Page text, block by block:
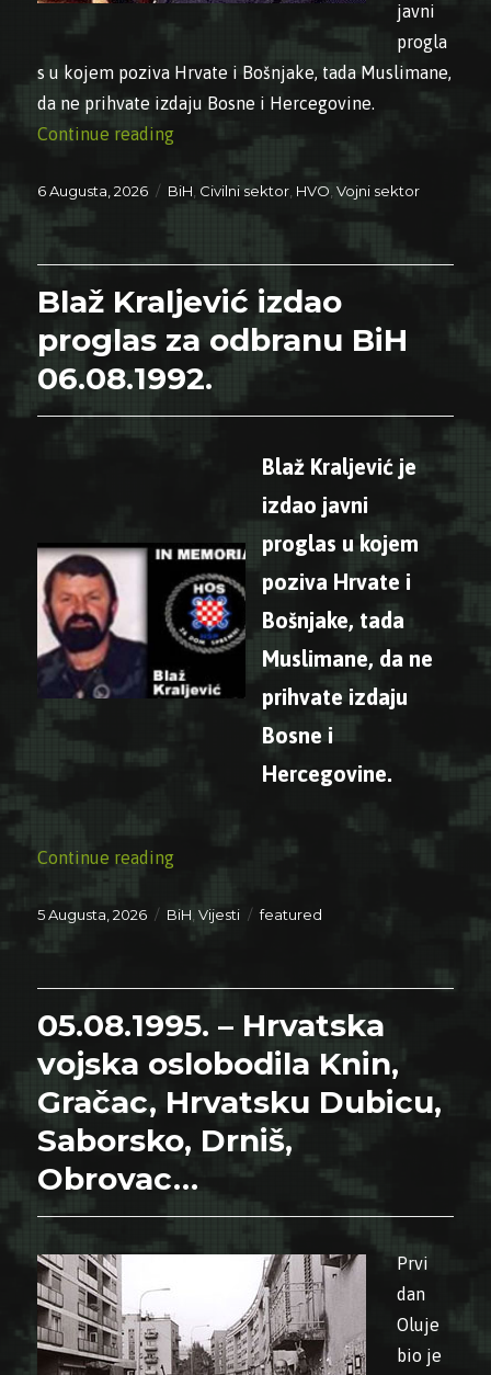
javni
progla
s u kojem poziva Hrvate i Bošnjake, tada Muslimane,
da ne prihvate izdaju Bosne i Hercegovine.
Continue reading “06.08.1992. – Blaž Kraljević izdao
Posted
6 Augusta, 2026 Categories
BiH Civilni sektor HVO ,Vojni sektor
Blaž Kraljević izdao
proglas za odbranu BiH
06.08.1992.
Blaž Kraljević je
izdao javni
proglas u kojem
poziva Hrvate i
Bošnjake, tada
Muslimane, da ne
prihvate izdaju
Bosne i
Hercegovine.
Continue reading “Blaž Kraljević izdao proglas za
Posted
5 Augusta, 2026 Categories
BiH ,Vijesti Tags
featured
05.08.1995. – Hrvatska
vojska oslobodila Knin,
Gračac, Hrvatsku Dubicu,
Saborsko, Drniš,
Obrovac…
Prvi
dan
Oluje
bio je